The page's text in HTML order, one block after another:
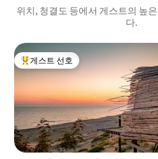
위치, 청결도 등에서 게스트의 높
다.
상위 게스트 선호
게스트 선호